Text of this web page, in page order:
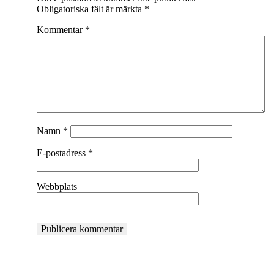
Obligatoriska fält är märkta *
Kommentar *
Namn *
E-postadress *
Webbplats